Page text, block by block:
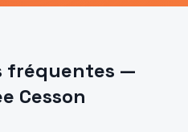
fréquentes —
Cesson